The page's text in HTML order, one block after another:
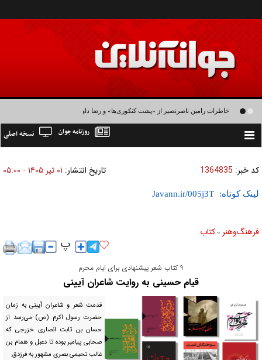
خاطرات رامین ناصرنصیر از «پشت‌ کنکوری‌ها» و رضا داوودنژاد: رضا کودک درون فعالی
Toggle
نسخه اصلی روزنامه جوان
کد خبر: 1364835 تاریخ انتشار: ۰۱ تير ۱۴۰۵ - ۰۵:۰۰
لینک کوتاه:
فرهنگ‌و‌هنر » کتاب
۹ کتاب شعر پیشنهادی برای ایام محرم
قیام حسینی به روایت شاعران آیینی
قدمت شعر و شاعران آیینی به زمان
حضرت رسول اکرم (ص) می‌رسد از
حسان بن ثابت انصاری خزرجی که
صحابی پیامبر بوده تا دعبل و همام بن
غالب تحیمی بصری مشهور به فرزدق.